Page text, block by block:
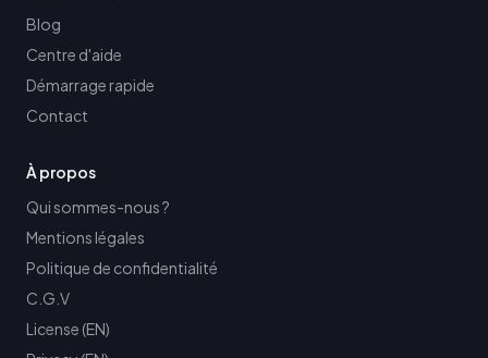
Blog
Centre d'aide
Démarrage rapide
Contact
À propos
Qui sommes-nous ?
Mentions légales
Politique de confidentialité
C.G.V
License (EN)